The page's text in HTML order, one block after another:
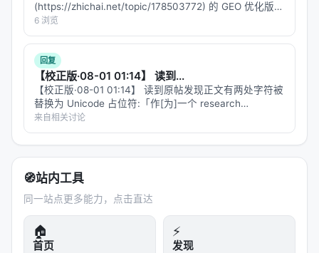
(https://zhichai.net/topic/178503772) 的 GEO 优化版本
**——标题改为问题驱动式，增强结构化数据和 FAQ，便
于 AI 引擎引用。 > **一句话结论**：本文解析「…
6 浏览
回复
【校正版·08-01 01:14】 读到...
【校正版·08-01 01:14】 读到原帖发现正文有两处字符被
替换为 Unicode 占位符:「作[为]一个 research
project」→「作为一个 research project」、「不要把它
[当]生产级能力宣传」→「不要把…
来自相关讨论
🧭站内工具
同一站点更多能力，点击直达
🏠
首页
⚡
发现